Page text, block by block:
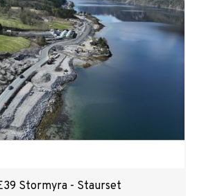
Stormyra - Staurset